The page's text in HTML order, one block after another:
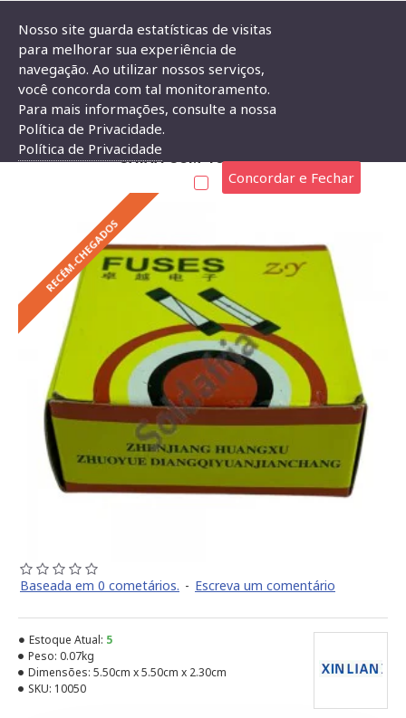
Fusível De Vidro (20AG) 6,3A 5x20mm 250V Caixa Com 100 Peças
FUSÍVEL DE VIDRO (20AG) 6,3A 5X20MM 250V
CAIXA COM 100 PEÇAS
RECÉM-CHEGADOS
Baseada em 0 cometários. - Escreva um comentário
Estoque Atual: 5
Peso: 0.07kg
Dimensões: 5.50cm x 5.50cm x 2.30cm
SKU: 10050
Nosso site guarda estatísticas de visitas
para melhorar sua experiência de
navegação. Ao utilizar nossos serviços,
você concorda com tal monitoramento.
Para mais informações, consulte a nossa
Política de Privacidade.
Política de Privacidade
Concordar e Fechar